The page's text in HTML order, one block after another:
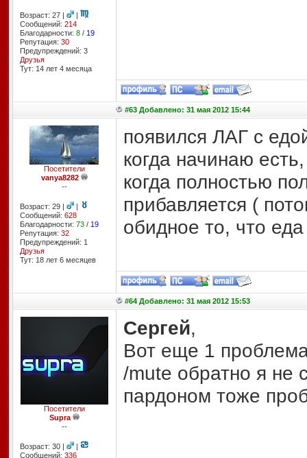
Возраст: 27 |
|
Сообщений: 214
Благодарности: 8/ 19
Репутация: 30
Предупреждений: 3
Друзья
Тут: 14 лет 4 месяцa
#63 Добавлено: 31 мая 2012 15:44
Посетители
vanya8282
--
Возраст: 29 |
|
Сообщений: 628
Благодарности: 73/ 19
Репутация: 32
Предупреждений: 1
Друзья
Тут: 18 лет 6 месяцев
появился ЛАГ с
когда начинаю
когда полностью
прибавляется (
обидное то, что
#64 Добавлено: 31 мая 2012 15:53
Посетители
Supra
--
Возраст: 30 |
|
Сообщений: 336
Сергей,
Вот еще 1
/mute обратно я не
пардоном тоже